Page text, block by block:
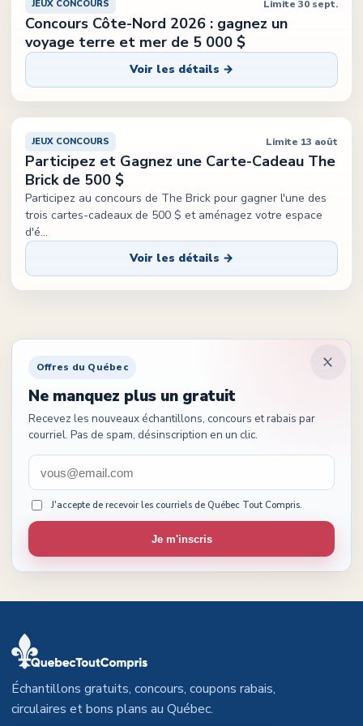
JEUX CONCOURS Limite 30 sept.
Concours Côte-Nord 2026 : gagnez un
voyage terre et mer de 5 000 $
Voir les détails →
JEUX CONCOURS Limite 13 août
Participez et Gagnez une Carte-Cadeau The
Brick de 500 $
Participez au concours de The Brick pour gagner l'une des
trois cartes-cadeaux de 500 $ et aménagez votre espace
d'é...
Voir les détails →
Offres du Québec
Ne manquez plus un gratuit
Recevez les nouveaux échantillons, concours et rabais par
courriel. Pas de spam, désinscription en un clic.
J'accepte de recevoir les courriels de Québec Tout Compris.
Je m'inscris
Échantillons gratuits, concours, coupons rabais,
circulaires et bons plans au Québec.